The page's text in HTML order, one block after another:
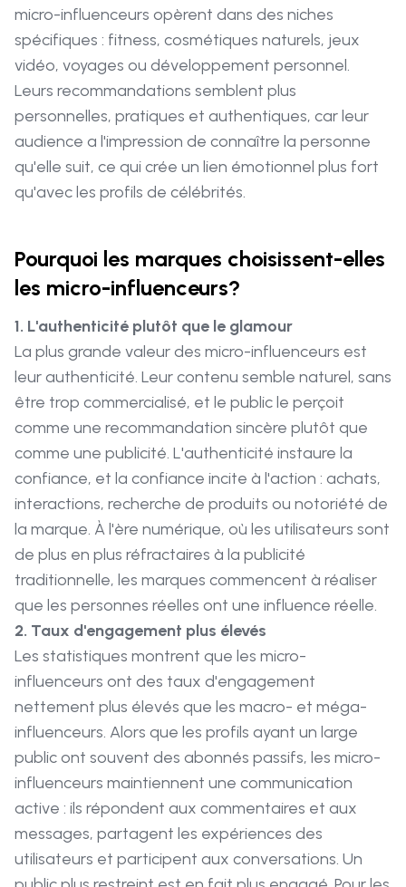
micro-influenceurs opèrent dans des niches
spécifiques : fitness, cosmétiques naturels, jeux
vidéo, voyages ou développement personnel.
Leurs recommandations semblent plus
personnelles, pratiques et authentiques, car leur
audience a l'impression de connaître la personne
qu'elle suit, ce qui crée un lien émotionnel plus fort
qu'avec les profils de célébrités.
Pourquoi les marques choisissent-elles
les micro-influenceurs?
1. L'authenticité plutôt que le glamour
La plus grande valeur des micro-influenceurs est
leur authenticité. Leur contenu semble naturel, sans
être trop commercialisé, et le public le perçoit
comme une recommandation sincère plutôt que
comme une publicité. L'authenticité instaure la
confiance, et la confiance incite à l'action : achats,
interactions, recherche de produits ou notoriété de
la marque. À l'ère numérique, où les utilisateurs sont
de plus en plus réfractaires à la publicité
traditionnelle, les marques commencent à réaliser
que les personnes réelles ont une influence réelle.
2. Taux d'engagement plus élevés
Les statistiques montrent que les micro-
influenceurs ont des taux d'engagement
nettement plus élevés que les macro- et méga-
influenceurs. Alors que les profils ayant un large
public ont souvent des abonnés passifs, les micro-
influenceurs maintiennent une communication
active : ils répondent aux commentaires et aux
messages, partagent les expériences des
utilisateurs et participent aux conversations. Un